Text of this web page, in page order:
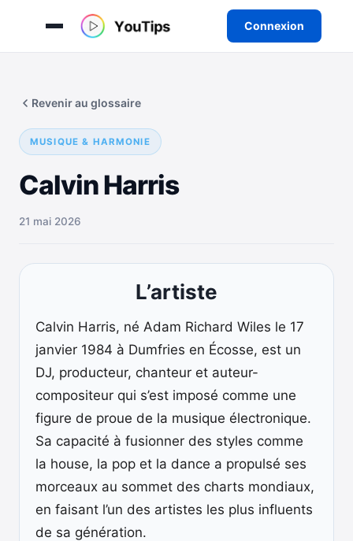
Connexion
contenu
MUSIQUE & HARMONIE
Calvin Harris
Revenir au glossaire
21 mai 2026
L’artiste
Calvin Harris, né Adam Richard Wiles le 17
janvier 1984 à Dumfries en Écosse, est un
DJ, producteur, chanteur et auteur-
compositeur qui s’est imposé comme une
figure de proue de la musique électronique.
Sa capacité à fusionner des styles comme
la house, la pop et la dance a propulsé ses
morceaux au sommet des charts mondiaux,
en faisant l’un des artistes les plus influents
de sa génération.